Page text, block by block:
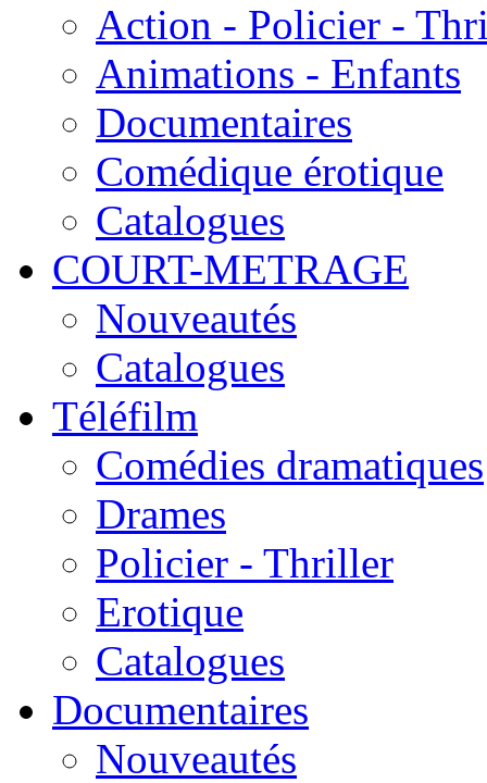
Action - Policier -
Animations - Enfants
Documentaires
Comédique érotique
Catalogues
COURT-METRAGE
Nouveautés
Catalogues
Téléfilm
Comédies dramatiques
Drames
Policier - Thriller
Erotique
Catalogues
Documentaires
Nouveautés